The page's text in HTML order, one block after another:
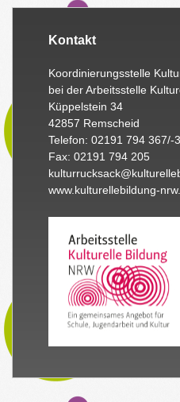
Kontakt
Koordinierungsstelle
bei der Arbeitsstelle
Küppelstein 34
42857 Remscheid
Telefon: 02191 794 367/-
Fax: 02191 794 205
www.kulturellebildung-